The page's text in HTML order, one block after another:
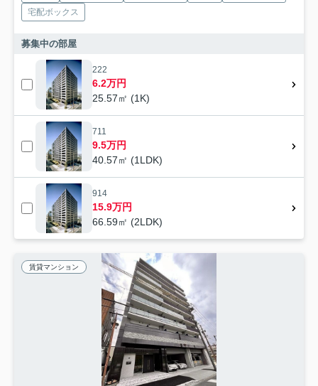
宅配ボックス
募集中の部屋
222
6.2万円
25.57㎡ (1K)
711
9.5万円
40.57㎡ (1LDK)
914
15.9万円
66.59㎡ (2LDK)
賃貸マンション